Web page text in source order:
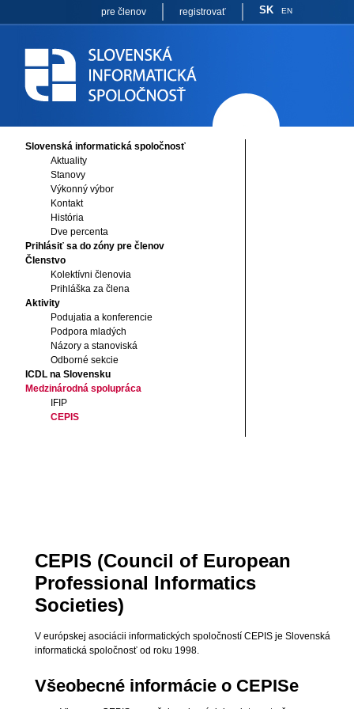
pre členov registrovať SK EN
Slovenská informatická spoločnosť
Aktuality
Stanovy
Výkonný výbor
Kontakt
História
Dve percenta
Prihlásiť sa do zóny pre členov
Členstvo
Kolektívni členovia
Prihláška za člena
Aktivity
Podujatia a konferencie
Podpora mladých
Názory a stanoviská
Odborné sekcie
ICDL na Slovensku
Medzinárodná spolupráca
IFIP
CEPIS
CEPIS (Council of European
Professional Informatics
Societies)
V európskej asociácii informatických spoločností CEPIS je Slovenská
informatická spoločnosť od roku 1998.
Všeobecné informácie o CEPISe